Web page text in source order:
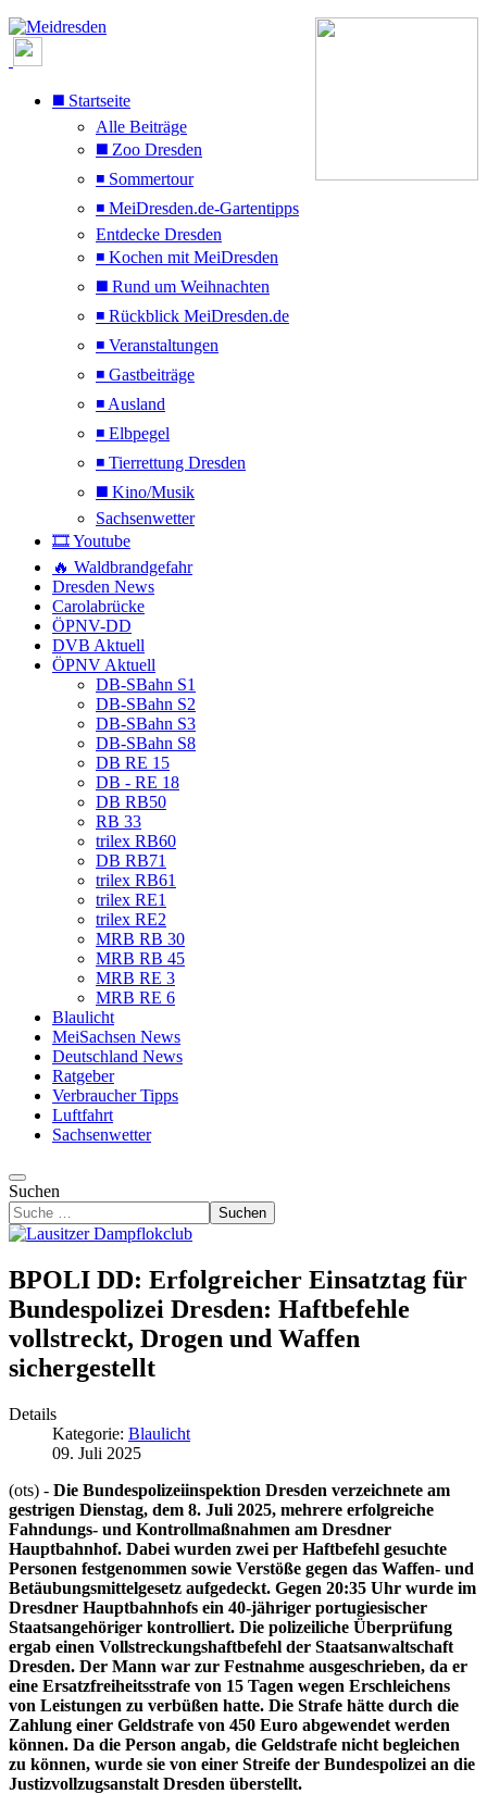
◼️ Startseite
Alle Beiträge
◼️ Zoo Dresden
◾ Sommertour
◾ MeiDresden.de-Gartentipps
Entdecke Dresden
◾ Kochen mit MeiDresden
◼️ Rund um Weihnachten
◾ Rückblick MeiDresden.de
◾ Veranstaltungen
◾ Gastbeiträge
◾ Ausland
◾ Elbpegel
◾ Tierrettung Dresden
◼️ Kino/Musik
Sachsenwetter
🎞️ Youtube
🔥 Waldbrandgefahr
Dresden News
Carolabrücke
ÖPNV-DD
DVB Aktuell
ÖPNV Aktuell
DB-SBahn S1
DB-SBahn S2
DB-SBahn S3
DB-SBahn S8
DB RE 15
DB - RE 18
DB RB50
RB 33
trilex RB60
DB RB71
trilex RB61
trilex RE1
trilex RE2
MRB RB 30
MRB RB 45
MRB RE 3
MRB RE 6
Blaulicht
MeiSachsen News
Deutschland News
Ratgeber
Verbraucher Tipps
Luftfahrt
Sachsenwetter
Suchen
Suchen
BPOLI DD: Erfolgreicher Einsatztag für
Bundespolizei Dresden: Haftbefehle
vollstreckt, Drogen und Waffen
sichergestellt
Details
Kategorie: Blaulicht
09. Juli 2025
(ots) - Die Bundespolizeiinspektion Dresden verzeichnete am
gestrigen Dienstag, dem 8. Juli 2025, mehrere erfolgreiche
Fahndungs- und Kontrollmaßnahmen am Dresdner
Hauptbahnhof. Dabei wurden zwei per Haftbefehl gesuchte
Personen festgenommen sowie Verstöße gegen das Waffen- und
Betäubungsmittelgesetz aufgedeckt. Gegen 20:35 Uhr wurde im
Dresdner Hauptbahnhofs ein 40-jähriger portugiesischer
Staatsangehöriger kontrolliert. Die polizeiliche Überprüfung
ergab einen Vollstreckungshaftbefehl der Staatsanwaltschaft
Dresden. Der Mann war zur Festnahme ausgeschrieben, da er
eine Ersatzfreiheitsstrafe von 15 Tagen wegen Erschleichens
von Leistungen zu verbüßen hatte. Die Strafe hätte durch die
Zahlung einer Geldstrafe von 450 Euro abgewendet werden
können. Da die Person angab, die Geldstrafe nicht begleichen
zu können, wurde sie von einer Streife der Bundespolizei an die
Justizvollzugsanstalt Dresden überstellt.